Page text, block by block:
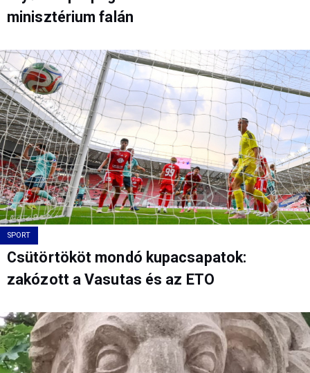
minisztérium falán
SPORT
Csütörtököt mondó kupacsapatok:
zakózott a Vasutas és az ETO